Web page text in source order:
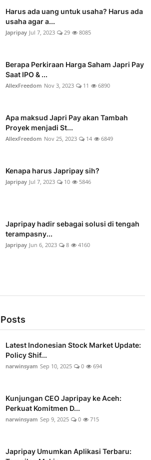
Harus ada uang untuk usaha? Harus ada
usaha agar a...
Japripay Jul 7, 2023 29 8085
Berapa Perkiraan Harga Saham Japri Pay
Saat IPO & ...
AllexFreedom Nov 3, 2023 11 6890
Apa maksud Japri Pay akan Tambah
Proyek menjadi St...
AllexFreedom Nov 25, 2023 14 6849
Kenapa harus Japripay sih?
Japripay Jul 7, 2023 10 5846
Japripay hadir sebagai solusi di tengah
terampasny...
Japripay Jun 6, 2023 8 4160
Latest Indonesian Stock Market Update:
Policy Shif...
narwinsyam Sep 10, 2025 0 694
Kunjungan CEO Japripay ke Aceh:
Perkuat Komitmen D...
narwinsyam Sep 9, 2025 0 715
Japripay Umumkan Aplikasi Terbaru: